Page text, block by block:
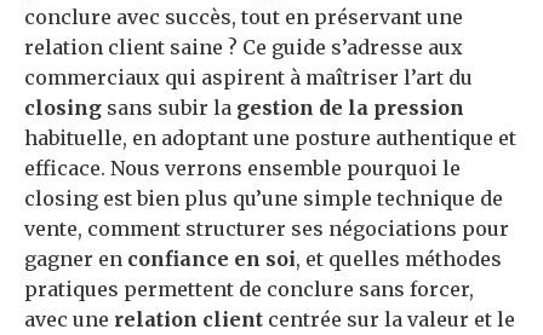
conclure avec succès, tout en préservant une
relation client saine ? Ce guide s’adresse aux
commerciaux qui aspirent à maîtriser l’art du
closing sans subir la gestion de la pression
habituelle, en adoptant une posture authentique et
efficace. Nous verrons ensemble pourquoi le
closing est bien plus qu’une simple technique de
vente, comment structurer ses négociations pour
gagner en confiance en soi, et quelles méthodes
pratiques permettent de conclure sans forcer,
avec une relation client centrée sur la valeur et le